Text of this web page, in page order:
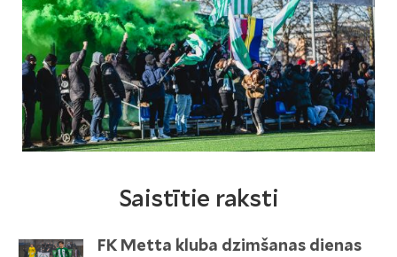
Saistītie raksti
FK Metta kluba dzimšanas dienas